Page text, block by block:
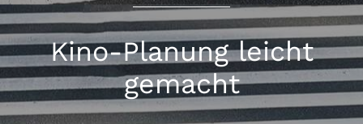
Kino-Planung leicht
gemacht